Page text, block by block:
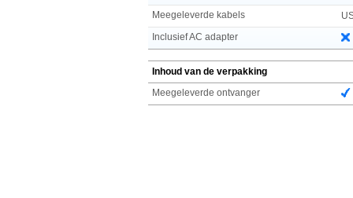
Meegeleverde kabels
Inclusief AC adapter
Inhoud van de verpakking
Meegeleverde ontvanger